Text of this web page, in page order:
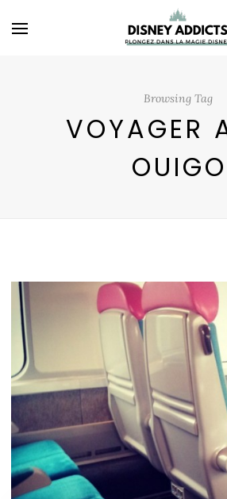
Browsing Tag
VOYAGER
OUIGO